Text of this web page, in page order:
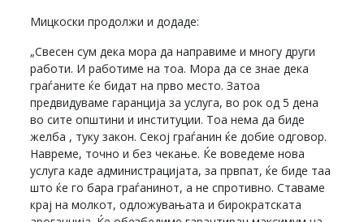
Мицкоски продолжи и додаде:
„Свесен сум дека мора да направиме и многу други
работи. И работиме на тоа. Мора да се знае дека
граѓаните ќе бидат на прво место. Затоа
предвидуваме гаранција за услуга, во рок од 5 дена
во сите општини и институции. Тоа нема да биде
желба , туку закон. Секој граѓанин ќе добие одговор.
Навреме, точно и без чекање. Ќе воведеме нова
услуга каде администрацијата, за првпат, ќе биде таа
што ќе го бара граѓанинот, а не спротивно. Ставаме
крај на молкот, одложувањата и бирократската